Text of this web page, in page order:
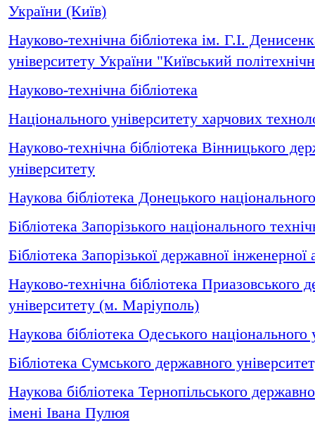
України (Київ)
Науково-технічна бібліотека ім. Г.І.
університету України "Київський
Науково-технічна бібліотека
Національного університету харчових
Науково-технічна бібліотека Вінницького
університету
Наукова бібліотека Донецького
Бібліотека Запорізького національного
Бібліотека Запорізької державної інженерної
Науково-технічна бібліотека Приазовського
університету (м. Маріуполь)
Наукова бібліотека Одеського
Бібліотека Сумського державного
Наукова бібліотека Тернопільського
імені Івана Пулюя